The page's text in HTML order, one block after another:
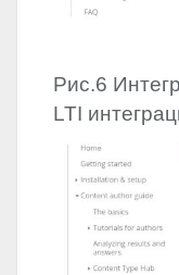
Рис.6
LTI